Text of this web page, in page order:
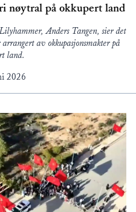
nøytral på okkupert land
Anders Tangen, sier det
av okkupasjonsmakter på
land.
2026